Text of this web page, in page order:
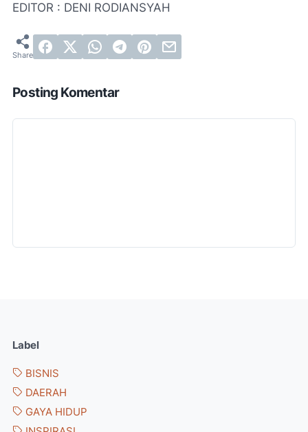
EDITOR : DENI RODIANSYAH
Posting Komentar
Label
BISNIS
DAERAH
GAYA HIDUP